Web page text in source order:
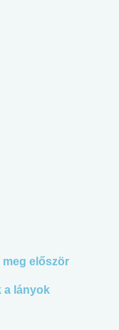
meg először
a lányok